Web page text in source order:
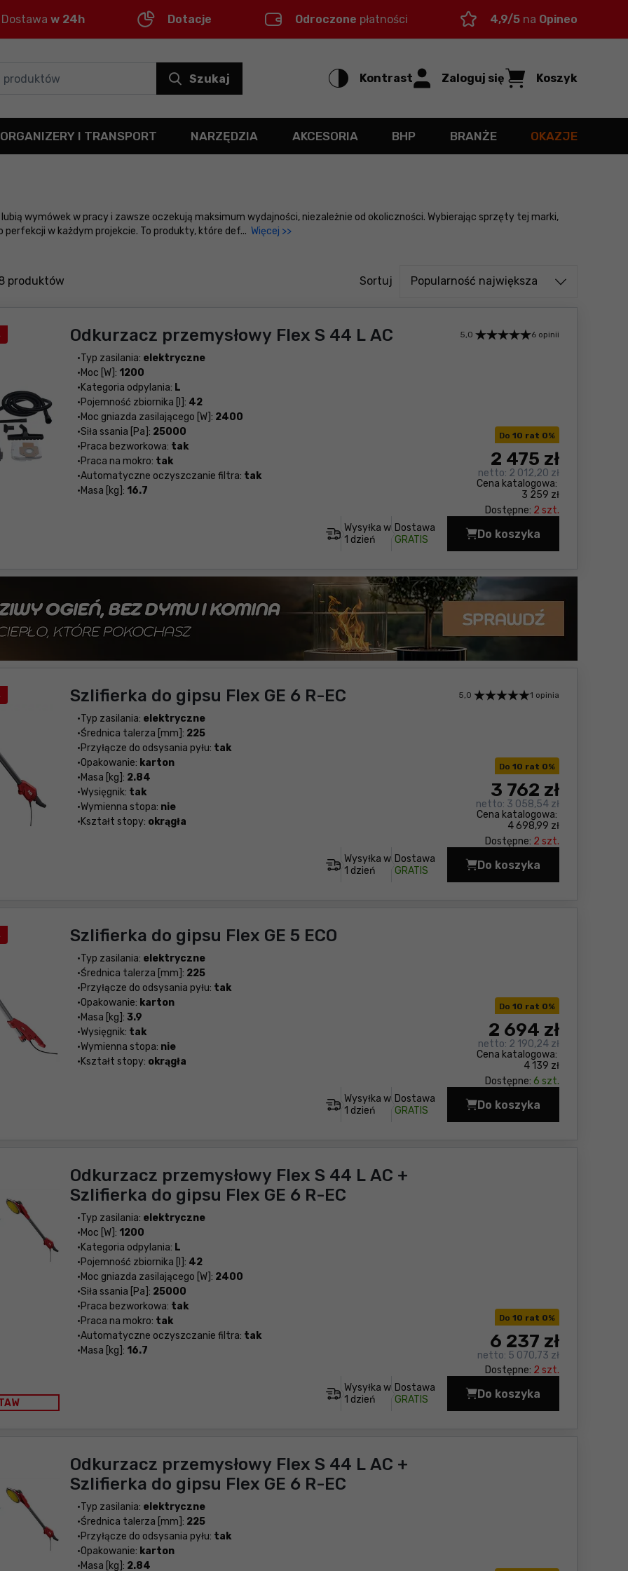
Dostawa w 24h Dotacje Odroczone płatności 4,9/5 na Opineo
Szukaj Kontrast Zaloguj się Koszyk
ORGANIZERY I TRANSPORT NARZĘDZIA AKCESORIA BHP BRANŻE OKAZJE
wymówek w pracy i zawsze oczekują maksimum wydajności, niezależnie od okoliczności. Wybierając sprzęty tej marki,
perfekcji w każdym projekcie. To produkty, które def... Więcej >>
produktów Sortuj Sortuj od
Popularność największa
Odkurzacz przemysłowy Flex S 44 L AC
Typ zasilania: elektryczne
Moc [W]: 1200
Kategoria odpylania: L
Pojemność zbiornika [l]: 42
Moc gniazda zasilającego [W]: 2400
Siła ssania [Pa]: 25000
Praca bezworkowa: tak
Praca na mokro: tak
Automatyczne oczyszczanie filtra: tak
Masa [kg]: 16.7
5,0 6 opinii
Do 10 rat 0%
Cena katalogowa:
3 259 zł
2 475 zł
netto: 2 012,20 zł
Dostępne: 2 szt.
Wysyłka w
1 dzień
Dostawa
GRATIS
Do koszyka
Odkurzacz
Szlifierka do gipsu Flex GE 6 R-EC
Typ zasilania: elektryczne
Średnica talerza [mm]: 225
Przyłącze do odsysania pyłu: tak
Opakowanie: karton
Masa [kg]: 2.84
Wysięgnik: tak
Wymienna stopa: nie
Kształt stopy: okrągła
5,0 1 opinia
Do 10 rat 0%
Cena katalogowa:
4 698,99 zł
3 762 zł
netto: 3 058,54 zł
Dostępne: 2 szt.
Wysyłka w
1 dzień
Dostawa
GRATIS
Do koszyka
Szlifierka do gipsu
Szlifierka do gipsu Flex GE 5 ECO
Typ zasilania: elektryczne
Średnica talerza [mm]: 225
Przyłącze do odsysania pyłu: tak
Opakowanie: karton
Masa [kg]: 3.9
Wysięgnik: tak
Wymienna stopa: nie
Kształt stopy: okrągła
Do 10 rat 0%
Cena katalogowa:
4 139 zł
2 694 zł
netto: 2 190,24 zł
Dostępne: 6 szt.
Wysyłka w
1 dzień
Dostawa
GRATIS
Do koszyka
Szlifierka do gipsu
Odkurzacz przemysłowy Flex S 44 L AC +
Szlifierka do gipsu Flex GE 6 R-EC
Typ zasilania: elektryczne
Moc [W]: 1200
Kategoria odpylania: L
Pojemność zbiornika [l]: 42
Moc gniazda zasilającego [W]: 2400
Siła ssania [Pa]: 25000
Praca bezworkowa: tak
Praca na mokro: tak
Automatyczne oczyszczanie filtra: tak
Masa [kg]: 16.7
Do 10 rat 0%
6 237 zł
netto: 5 070,73 zł
Dostępne: 2 szt.
Wysyłka w
1 dzień
Dostawa
GRATIS
Do koszyka
Odkurzacz
Odkurzacz przemysłowy Flex S 44 L AC +
Szlifierka do gipsu Flex GE 6 R-EC
Typ zasilania: elektryczne
Średnica talerza [mm]: 225
Przyłącze do odsysania pyłu: tak
Opakowanie: karton
Masa [kg]: 2.84